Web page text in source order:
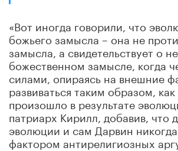
«Вот иногда говорили, что
божьего замысла – она не
замысла, а свидетельствует о
божественном замысле, когда
силами, опираясь на внешние
развиваться таким образом,
произошло в результате
патриарх Кирилл, добавив, что
эволюции и сам Дарвин
фактором антирелигиозных